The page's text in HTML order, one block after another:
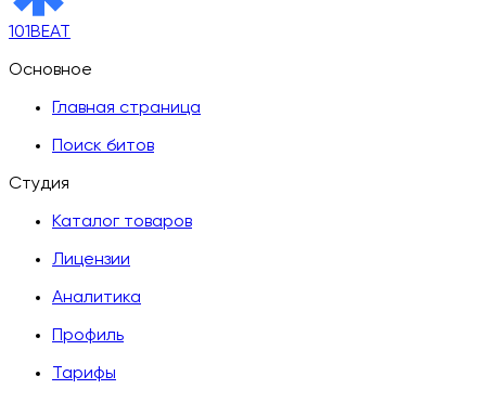
101BEAT
Основное
Главная страница
Поиск битов
Студия
Каталог товаров
Лицензии
Аналитика
Профиль
Тарифы